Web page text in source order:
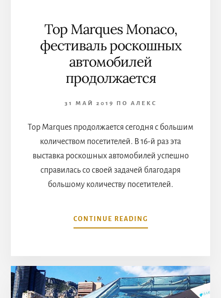
Top Marques Monaco,
фестиваль роскошных
автомобилей
продолжается
31 МАЙ 2019 ПО АЛЕКС
Top Marques продолжается сегодня с большим
количеством посетителей. В 16-й раз эта
выставка роскошных автомобилей успешно
справилась со своей задачей благодаря
большому количеству посетителей.
CONTINUE READING
TOP
РОСКОШНЫХ
АВТОМОБИЛЕЙ
ПРОДОЛЖАЕТСЯ